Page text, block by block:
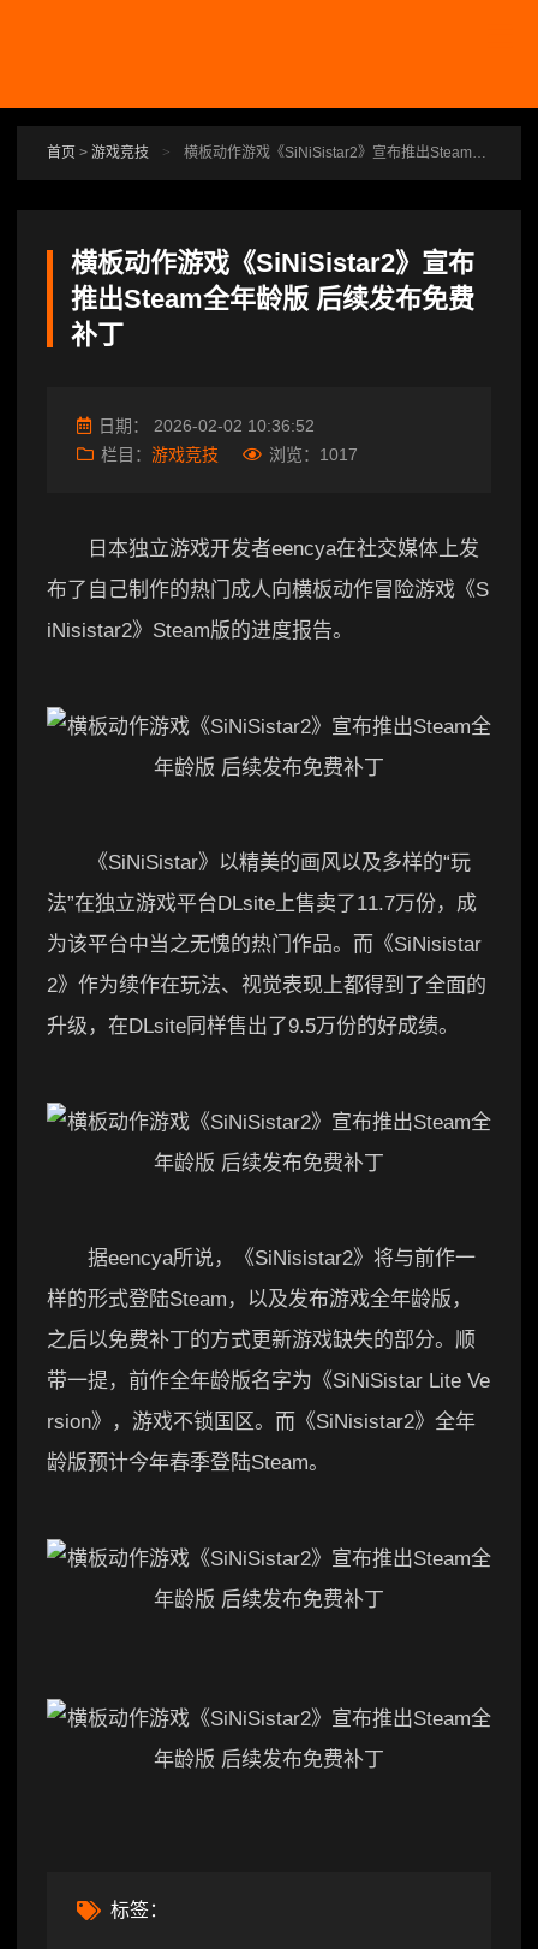
首页 > 游戏竞技 > 横板动作游戏《SiNiSistar2》宣布推出Steam全年龄版 后续发布免费补丁
横板动作游戏《SiNiSistar2》宣布
推出Steam全年龄版 后续发布免费
补丁
日期： 2026-02-02 10:36:52
栏目： 游戏竞技 浏览： 1017
日本独立游戏开发者eencya在社交媒体上发
布了自己制作的热门成人向横板动作冒险游戏《S
iNisistar2》Steam版的进度报告。
《SiNiSistar》以精美的画风以及多样的“玩
法”在独立游戏平台DLsite上售卖了11.7万份，成
为该平台中当之无愧的热门作品。而《SiNisistar
2》作为续作在玩法、视觉表现上都得到了全面的
升级，在DLsite同样售出了9.5万份的好成绩。
据eencya所说，《SiNisistar2》将与前作一
样的形式登陆Steam，以及发布游戏全年龄版，
之后以免费补丁的方式更新游戏缺失的部分。顺
带一提，前作全年龄版名字为《SiNiSistar Lite Ve
rsion》，游戏不锁国区。而《SiNisistar2》全年
龄版预计今年春季登陆Steam。
标签：